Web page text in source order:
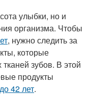
улыбки, но и
организма. Чтобы
, нужно следить за
которые
зубов. В этой
продукты
42 лет.